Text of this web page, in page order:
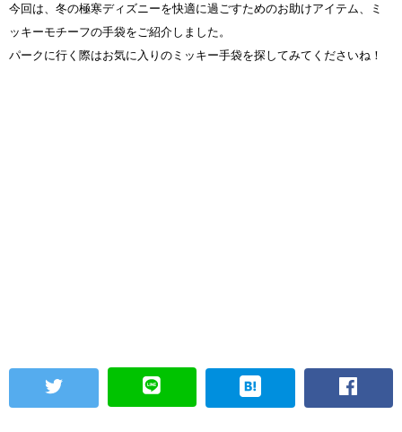
今回は、冬の極寒ディズニーを快適に過ごすためのお助けアイテム、ミ
ッキーモチーフの手袋をご紹介しました。
パークに行く際はお気に入りのミッキー手袋を探してみてくださいね！